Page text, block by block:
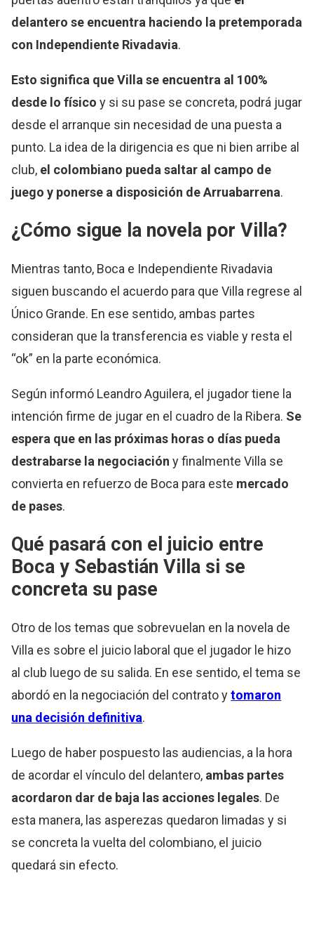
delantero se encuentra haciendo la pretemporada
con Independiente Rivadavia.
Esto significa que Villa se encuentra al 100%
desde lo físico y si su pase se concreta, podrá jugar
desde el arranque sin necesidad de una puesta a
punto. La idea de la dirigencia es que ni bien arribe al
club, el colombiano pueda saltar al campo de
juego y ponerse a disposición de Arruabarrena.
¿Cómo sigue la novela por Villa?
Mientras tanto, Boca e Independiente Rivadavia
siguen buscando el acuerdo para que Villa regrese al
Único Grande. En ese sentido, ambas partes
consideran que la transferencia es viable y resta el
“ok” en la parte económica.
Según informó Leandro Aguilera, el jugador tiene la
intención firme de jugar en el cuadro de la Ribera. Se
espera que en las próximas horas o días pueda
destrabarse la negociación y finalmente Villa se
convierta en refuerzo de Boca para este mercado
de pases.
Qué pasará con el juicio entre
Boca y Sebastián Villa si se
concreta su pase
Otro de los temas que sobrevuelan en la novela de
Villa es sobre el juicio laboral que el jugador le hizo
al club luego de su salida. En ese sentido, el tema se
abordó en la negociación del contrato ytomaron
una decisión definitiva.
Luego de haber pospuesto las audiencias, a la hora
de acordar el vínculo del delantero, ambas partes
acordaron dar de baja las acciones legales. De
esta manera, las asperezas quedaron limadas y si
se concreta la vuelta del colombiano, el juicio
quedará sin efecto.